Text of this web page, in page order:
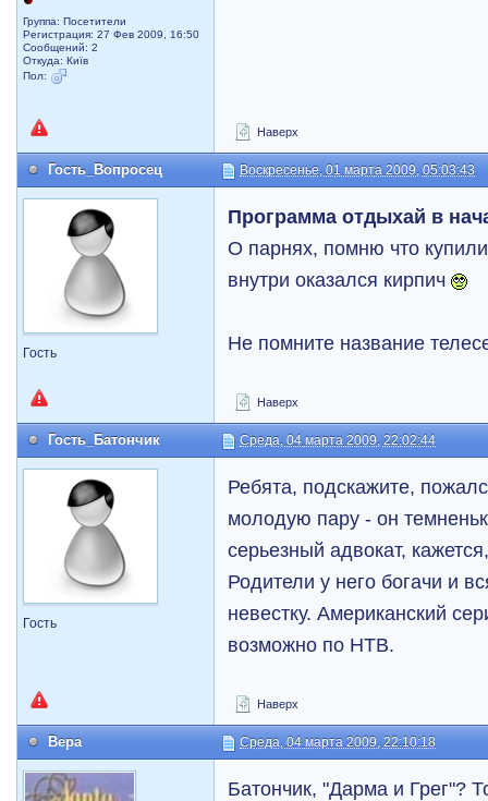
Группа: Посетители
Регистрация: 27 Фев 2009, 16:50
Сообщений: 2
Откуда: Київ
Пол:
Наверх
Гость_Вопросец Воскресенье, 01 марта 2009, 05:03:43
Гость
Программа отдыхай в
О парнях, помню что
внутри оказался кирпич
Не помните название
Наверх
Гость_Батончик Среда, 04 марта 2009, 22:02:44
Гость
Ребята, подскажите,
молодую пару - он
серьезный адвокат,
Родители у него богачи и
невестку. Американский
возможно по НТВ.
Наверх
Вера Среда, 04 марта 2009, 22:10:18
Батончик, "Дарма и Грег"?